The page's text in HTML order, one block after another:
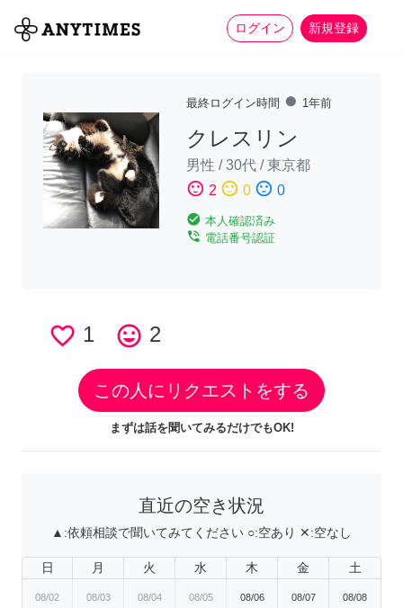
ログイン 新規登録
全て 家事 more_horiz
最終ログイン時間 fiber_manual_record 1年前
クレスリン
男性 /30代 /東京都
sentiment_satisfied 2 sentiment_neutral 0 sentiment_dissatisfied 0
check_circle 本人確認済み
phone_in_talk 電話番号認証
favorite_border 1 tag_faces 2
この人にリクエストをする
まずは話を聞いてみるだけでもOK!
直近の空き状況
▲:依頼相談で聞いてみてください ○:空あり ✕:空なし
日 月 火 水 木 金 土
08/02 08/03 08/04 08/05 08/06 08/07 08/08